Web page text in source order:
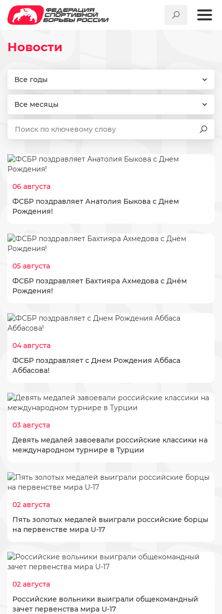
Новости
Новости
Все годы
Все месяцы
06 августа
ФСБР поздравляет Анатолия Быкова с Днем
Рождения!
05 августа
ФСБР поздравляет Бахтияра Ахмедова с Днём
Рождения!
04 августа
ФСБР поздравляет с Днем Рождения Аббаса
Аббасова!
03 августа
Девять медалей завоевали российские классики на
международном турнире в Турции
02 августа
Пять золотых медалей выиграли российские борцы
на первенстве мира U-17
02 августа
​Российские вольники выиграли общекомандный
зачет первенства мира U-17